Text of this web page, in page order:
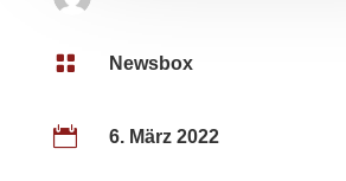
 Newsbox
 6. März 2022